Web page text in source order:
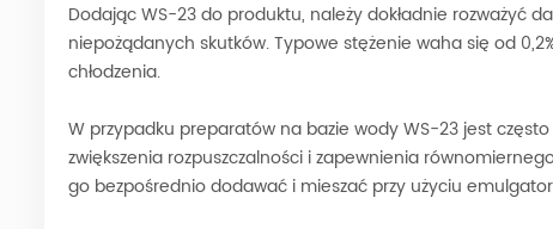
Dodając WS-23 do produktu, należy dokładnie rozważyć
niepożądanych skutków. Typowe stężenie waha się od
chłodzenia.
W przypadku preparatów na bazie wody WS-23 jest
zwiększenia rozpuszczalności i zapewnienia
go bezpośrednio dodawać i mieszać przy użyciu